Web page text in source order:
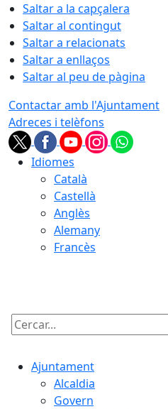
Saltar a la capçalera
Saltar al contingut
Saltar a relacionats
Saltar a enllaços
Saltar al peu de pàgina
Contactar amb l'Ajuntament
Adreces i telèfons
Idiomes
Català
Castellà
Anglès
Alemany
Francès
Cercar:
Ajuntament
Alcaldia
Govern